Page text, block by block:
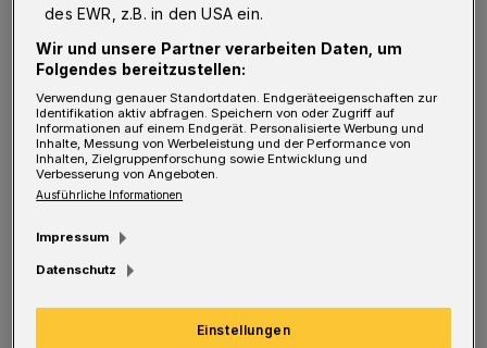
I
n einem Jahr hat das Warten ein Ende. Ab
dem 10. Juni 2022 können alle
Interessierten in Wuppertal erleben, wie
nachhaltiges Bauen und Leben in der Stadt
aussehen können. Beim Finale des
Wettbewerbs SDE 21/22, der im Jahr seines 20-
jährigen Bestehens erstmals in Deutschland
stattfindet, präsentieren Hochschulteams aus
nachhaltigen Wandel unserer Städte.
des EWR, z.B. in den USA ein.
Wir und unsere Partner verarbeiten Daten, um
Folgendes bereitzustellen:
Verwendung genauer Standortdaten. Endgeräteeigenschaften zur
Identifikation aktiv abfragen. Speichern von oder Zugriff auf
Informationen auf einem Endgerät. Personalisierte Werbung und
Inhalte, Messung von Werbeleistung und der Performance von
Inhalten, Zielgruppenforschung sowie Entwicklung und
Verbesserung von Angeboten.
Ausführliche Informationen
Impressum
Datenschutz
Einstellungen